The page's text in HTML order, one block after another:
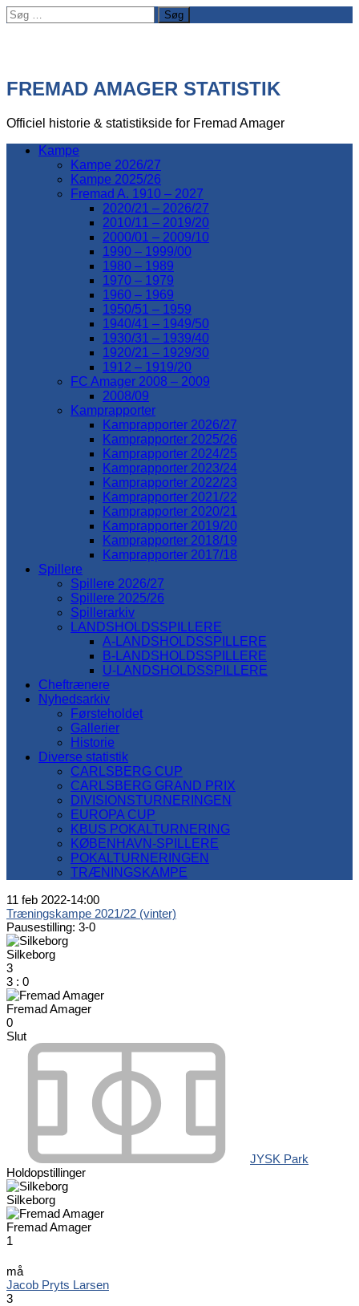
Søg
efter:
FREMAD AMAGER STATISTIK
Officiel historie & statistikside for Fremad Amager
Kampe
Kampe 2026/27
Kampe 2025/26
Fremad A. 1910 – 2027
2020/21 – 2026/27
2010/11 – 2019/20
2000/01 – 2009/10
1990 – 1999/00
1980 – 1989
1970 – 1979
1960 – 1969
1950/51 – 1959
1940/41 – 1949/50
1930/31 – 1939/40
1920/21 – 1929/30
1912 – 1919/20
FC Amager 2008 – 2009
2008/09
Kamprapporter
Kamprapporter 2026/27
Kamprapporter 2025/26
Kamprapporter 2024/25
Kamprapporter 2023/24
Kamprapporter 2022/23
Kamprapporter 2021/22
Kamprapporter 2020/21
Kamprapporter 2019/20
Kamprapporter 2018/19
Kamprapporter 2017/18
Spillere
Spillere 2026/27
Spillere 2025/26
Spillerarkiv
LANDSHOLDSSPILLERE
A-LANDSHOLDSSPILLERE
B-LANDSHOLDSSPILLERE
U-LANDSHOLDSSPILLERE
Cheftrænere
Nyhedsarkiv
Førsteholdet
Gallerier
Historie
Diverse statistik
CARLSBERG CUP
CARLSBERG GRAND PRIX
DIVISIONSTURNERINGEN
EUROPA CUP
KBUS POKALTURNERING
KØBENHAVN-SPILLERE
POKALTURNERINGEN
TRÆNINGSKAMPE
11 feb 2022-14:00
Træningskampe 2021/22 (vinter)
Pausestilling: 3-0
Silkeborg
3
3 : 0
Fremad Amager
0
Slut
JYSK Park
Holdopstillinger
Silkeborg
Fremad Amager
1
må
Jacob Pryts Larsen
3